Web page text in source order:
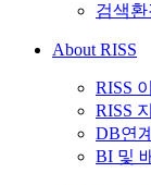
검색
About RISS
RISS
RISS
DB연
BI 및